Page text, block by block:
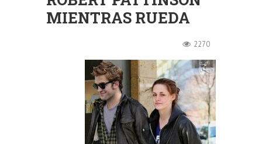
MIENTRAS RUEDA
2270